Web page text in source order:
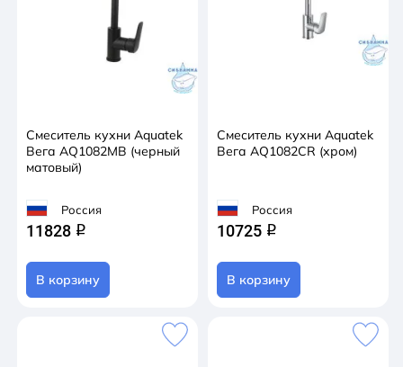
Смеситель кухни Aquatek
Вега AQ1082MB (черный
матовый)
Россия
11828 q
В корзину
Смеситель кухни Aquatek
Вега AQ1082CR (хром)
Россия
10725 q
В корзину